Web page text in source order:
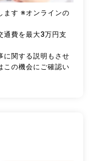
ます ※オンラインの
通費を最大3万円支
に関する説明もさせ
この機会にご確認い